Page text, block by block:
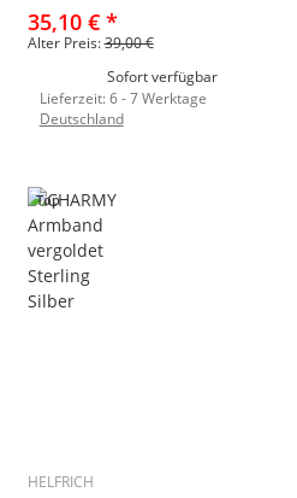
35,10 € *
Alter Preis:39,00 €
Sofort verfügbar
Lieferzeit:6 - 7 Werktage
Deutschland
Top
HELFRICH